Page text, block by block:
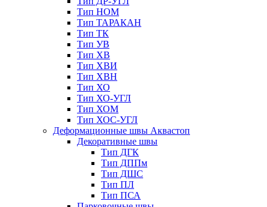
Тип НОМ
Тип ТАРАКАН
Тип ТК
Тип УВ
Тип ХВ
Тип ХВИ
Тип ХВН
Тип ХО
Тип ХО-УГЛ
Тип ХОМ
Тип ХОС-УГЛ
Деформационные швы Аквастоп
Декоративные швы
Тип ДГК
Тип ДППм
Тип ДШС
Тип ПЛ
Тип ПСА